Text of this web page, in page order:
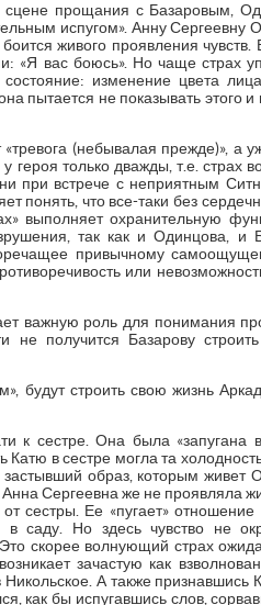
прощания с Базаровым,
испугом». Анну Сергеевну
живого проявления
«Я вас боюсь». Но чаще страх
изменение цвета
пытается не показывать этого и
(небывалая прежде)», а
героя только дважды, т.е. страх
при встрече с неприятным
понять, что все-таки без
выполняет охранительную
так как и Одинцова,
привычному
или
важную роль для понимания
не получится Базарову
будут строить свою жизнь
к сестре. Она была «запугана
в сестре могла та
образ, которым живет
Сергеевна же не проявляла
сестры. Ее «пугает»
саду. Но здесь чувство не
скорее волнующий страх
зачастую как
А также признавшись
как бы испугавшись слов,